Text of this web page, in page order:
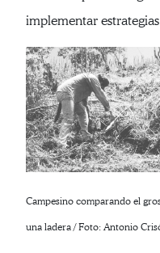
implementar
Campesino comparando el
una ladera / Foto: Antonio